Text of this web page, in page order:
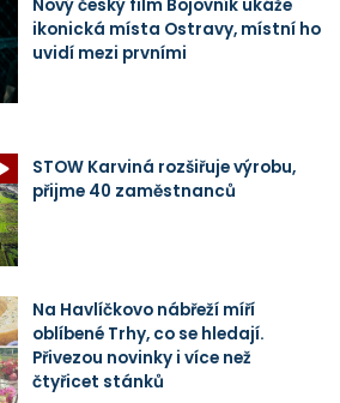
Nový český film Bojovník ukáže
ikonická místa Ostravy, místní ho
uvidí mezi prvními
STOW Karviná rozšiřuje výrobu,
přijme 40 zaměstnanců
Na Havlíčkovo nábřeží míří
oblíbené Trhy, co se hledají.
Přivezou novinky i více než
čtyřicet stánků